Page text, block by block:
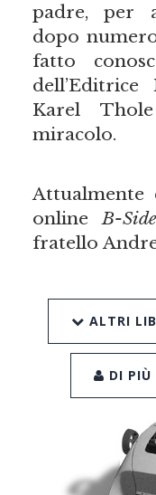
padre, per
dopo
fatto
Karel
miracolo.
Attualmente
online B-
fratello
ALTRI
DI PIÙ